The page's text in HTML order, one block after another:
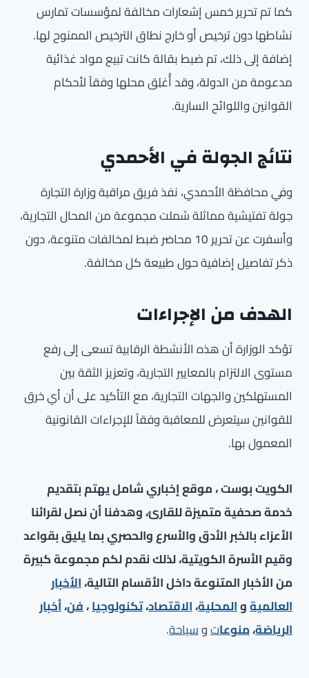
كما تم تحرير خمس إشعارات مخالفة لمؤسسات تمارس
نشاطها دون ترخيص أو خارج نطاق الترخيص الممنوح لها.
إضافة إلى ذلك، تم ضبط بقالة كانت تبيع مواد غذائية
مدعومة من الدولة، وقد أُغلِق محلها وفقاً لأحكام
القوانين واللوائح السارية.
نتائج الجولة في الأحمدي
وفي محافظة الأحمدي، نفذ فريق مراقبة وزارة التجارة
جولة تفتيشية مماثلة شملت مجموعة من المحال التجارية،
وأسفرت عن تحرير 10 محاضر ضبط لمخالفات متنوعة، دون
ذكر تفاصيل إضافية حول طبيعة كل مخالفة.
الهدف من الإجراءات
تؤكد الوزارة أن هذه الأنشطة الرقابية تسعى إلى رفع
مستوى الالتزام بالمعايير التجارية، وتعزيز الثقة بين
المستهلكين والجهات التجارية، مع التأكيد على أن أي خرق
للقوانين سيتعرض للمعاقبة وفقاً للإجراءات القانونية
المعمول بها.
الكويت بوست ، موقع إخباري شامل يهتم بتقديم
خدمة صحفية متميزة للقارئ، وهدفنا أن نصل لقرائنا
الأعزاء بالخبر الأدق والأسرع والحصري بما يليق بقواعد
وقيم الأسرة الكويتية، لذلك نقدم لكم مجموعة كبيرة
من الأخبار المتنوعة داخل الأقسام التالية،الأخبار
العالميةوالمحلية،الاقتصاد،تكنولوجيا،فن،أخبار
الرياضة،منوعاتوسياحة.